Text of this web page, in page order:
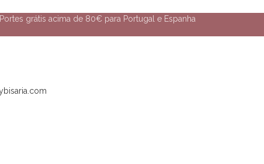
Portes grátis acima de 80€ para Portugal e Espanha